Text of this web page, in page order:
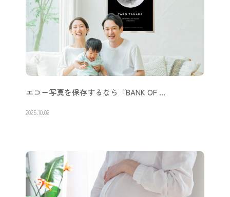
エコー写真を保存するなら『BANK OF …
2025.10.02